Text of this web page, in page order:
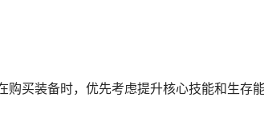
买装备时，优先考虑提升核心技能和生存能